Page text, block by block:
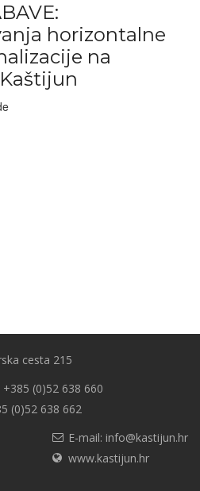
horizontalne
na
cesta 215
(0)52 638 660
(0)52 638 662
E-mail: info@kastijun.hr
www.kastijun.hr